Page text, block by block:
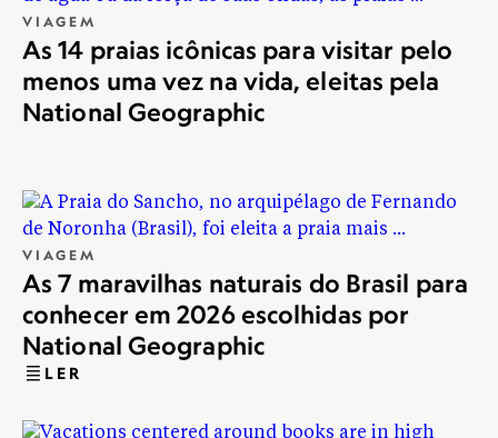
VIAGEM
As 14 praias icônicas para visitar pelo
menos uma vez na vida, eleitas pela
National Geographic
VIAGEM
As 7 maravilhas naturais do Brasil para
conhecer em 2026 escolhidas por
National Geographic
LER